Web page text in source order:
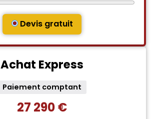
Devis gratuit
Achat Express
Paiement comptant
27 290 €